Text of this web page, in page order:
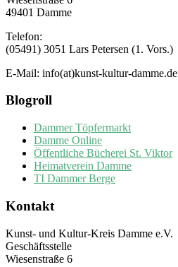
49401 Damme
Telefon:
(05491) 3051 Lars Petersen (1. Vors.)
E-Mail: info(at)kunst-kultur-damme.de
Blogroll
Dammer Töpfermarkt
Damme Online
Öffentliche Bücherei St. Viktor
Heimatverein Damme
TI Dammer Berge
Kontakt
Kunst- und Kultur-Kreis Damme e.V.
Geschäftsstelle
Wiesenstraße 6